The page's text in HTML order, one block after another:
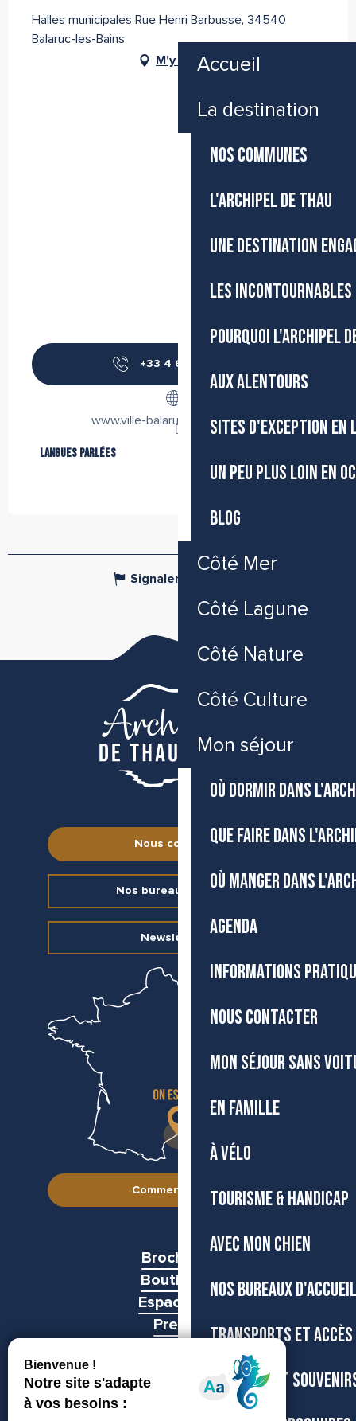
Accueil
La destination
NOS COMMUNES
L'ARCHIPEL DE THAU
UNE DESTINATION
LES
POURQUOI L'ARCHIPEL
AUX ALENTOURS
SITES D'EXCEPTION EN
UN PEU PLUS LOIN EN
BLOG
Côté Mer
Côté Lagune
Côté Nature
Côté Culture
Mon séjour
OÙ DORMIR DANS
QUE FAIRE DANS
OÙ MANGER DANS
AGENDA
INFORMATIONS
NOUS CONTACTER
MON SÉJOUR SANS
EN FAMILLE
À VÉLO
TOURISME & HANDICAP
AVEC MON CHIEN
NOS BUREAUX D'ACCUEIL
TRANSPORTS ET ACCÈS
BOUTIQUE ET
Halles municipales Rue Henri Barbusse, 34540
Balaruc-les-Bains
M'y rendre
+33 4 67 46 81
www.ville-balaruc-les-bains.com
Langues parlées
Langues parlées
Signaler une erreur
Nous contacter
Nos bureaux d’accueil
Newsletter
Comment venir ?
Brochures
Boutiques
Espace pro
Presse